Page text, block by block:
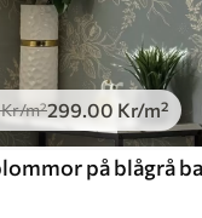
Kr/m²299.00 Kr/m²